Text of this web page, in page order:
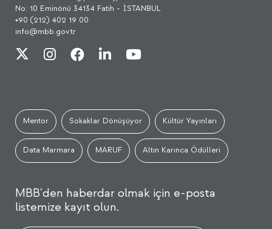
No: 10 Eminönü 34134 Fatih - İSTANBUL
+90 (212) 402 19 00
info@mbb.gov.tr
Mentor Sokaklar Dönüşüyor Kültür Yayınları
Data Marmara MARUF Altın Karınca Ödülleri
MBB'den haberdar olmak için e-posta
listemize kayıt olun.